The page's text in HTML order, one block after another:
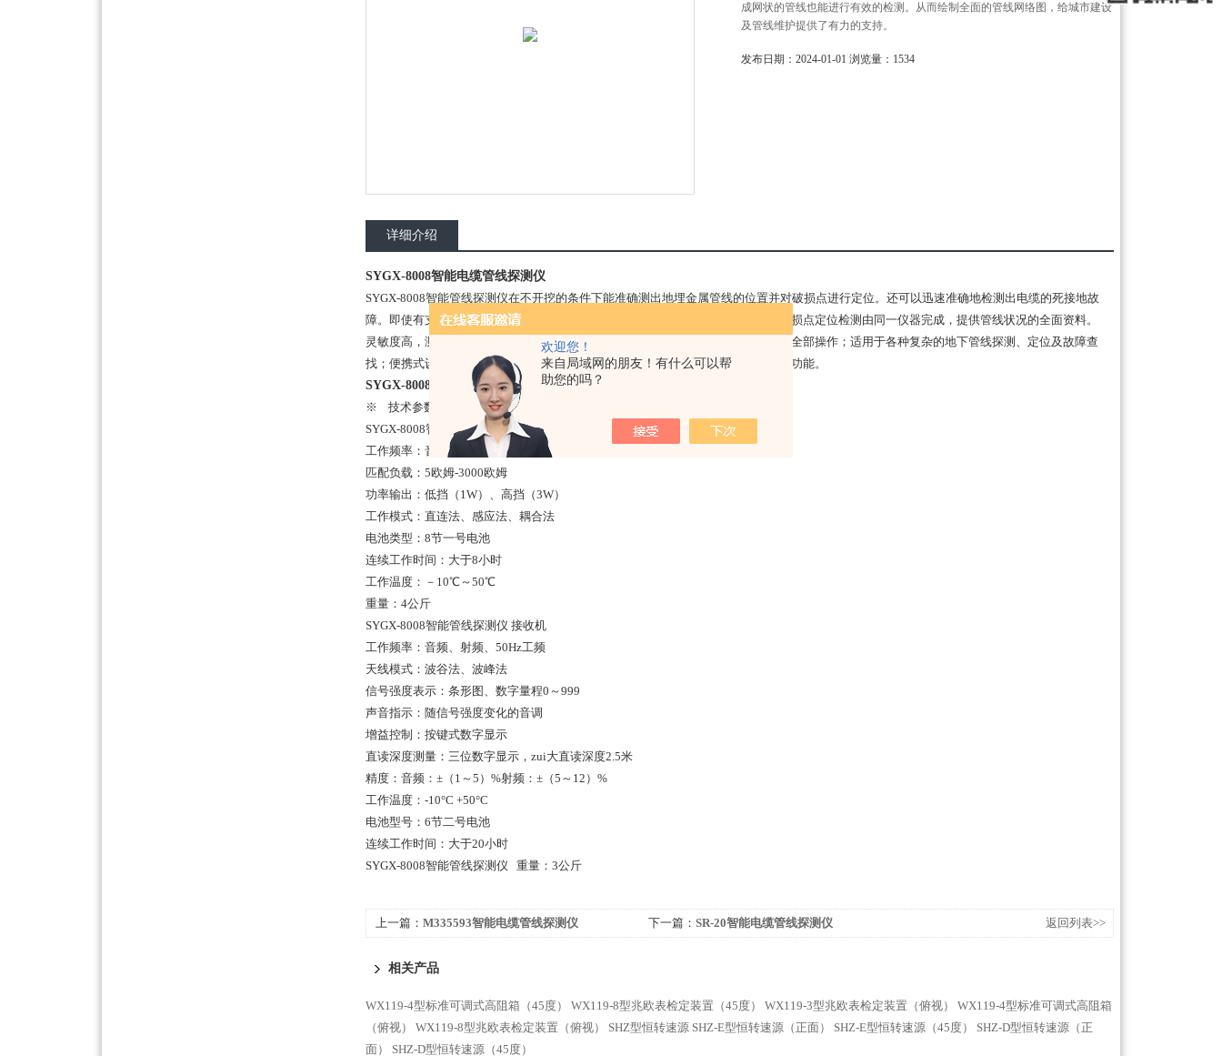
欢迎您！
来自局域网的朋友！有什么可以帮
助您的吗？
成网状的管线也能进行有效的检测。从而绘制全面的管线网络图，给城市建设
及管线维护提供了有力的支持。
发布日期：2024-01-01 浏览量：1534
详细介绍
SYGX-8008智能电缆管线探测仪
SYGX-8008智能管线探测仪在不开挖的条件下能准确测出地埋金属管线的位置并对破损点进行定位。还可以迅速准确地检测出电缆的死接地故
障。即使有支路管线或构成网状的管线也能有效的检测。对地埋管线位置判断和破损点定位检测由同一仪器完成，提供管线状况的全面资料。
灵敏度高，测量准确，全中文图形显示，全数字控制，操作简单，一个人即可完成全部操作；适用于各种复杂的地下管线探测、定位及故障查
找；便携式设计，外壳坚固，耐压耐碰，适合野外作业。发射机有过载、过热保护功能。
SYGX-8008智能电缆管线探测仪
※ 技术参数 ※
SYGX-8008智能管线探测仪 发射机
工作频率：音频、射频、组合频率
匹配负载：5欧姆-3000欧姆
功率输出：低挡（1W）、高挡（3W）
工作模式：直连法、感应法、耦合法
电池类型：8节一号电池
连续工作时间：大于8小时
工作温度：－10℃～50℃
重量：4公斤
SYGX-8008智能管线探测仪 接收机
工作频率：音频、射频、50Hz工频
天线模式：波谷法、波峰法
信号强度表示：条形图、数字量程0～999
声音指示：随信号强度变化的音调
增益控制：按键式数字显示
直读深度测量：三位数字显示，zui大直读深度2.5米
精度：音频：±（1～5）%射频：±（5～12）%
工作温度：-10°C +50°C
电池型号：6节二号电池
连续工作时间：大于20小时
SYGX-8008智能管线探测仪 重量：3公斤
上一篇： M335593智能电缆管线探测仪 下一篇： SR-20智能电缆管线探测仪 返回列表>>
相关产品
WX119-4型标准可调式高阻箱（45度） WX119-8型兆欧表检定装置（45度） WX119-3型兆欧表检定装置（俯视）
WX119-4型标准可调式高阻箱
（俯视）
WX119-8型兆欧表检定装置（俯视） SHZ型恒转速源 SHZ-E型恒转速源（正面） SHZ-E型恒转速源（45度）
SHZ-D型恒转速源（正
面）
SHZ-D型恒转速源（45度）